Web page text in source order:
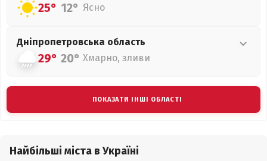
25° 12° Ясно
Дніпропетровська область
29° 20° Хмарно, зливи
ПОКАЗАТИ ІНШІ ОБЛАСТІ
Найбільші міста в Україні